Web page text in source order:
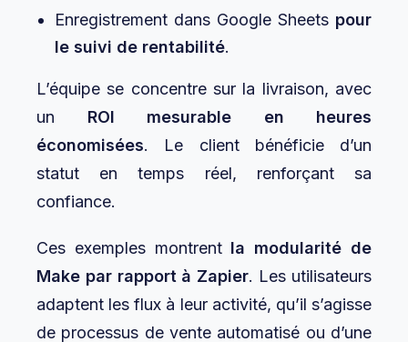
Enregistrement dans Google Sheets pour
le suivi de rentabilité.
L’équipe se concentre sur la livraison, avec
un ROI mesurable en heures
économisées. Le client bénéficie d’un
statut en temps réel, renforçant sa
confiance.
Ces exemples montrent la modularité de
Make par rapport à Zapier. Les utilisateurs
adaptent les flux à leur activité, qu’il s’agisse
de processus de vente automatisé ou d’une